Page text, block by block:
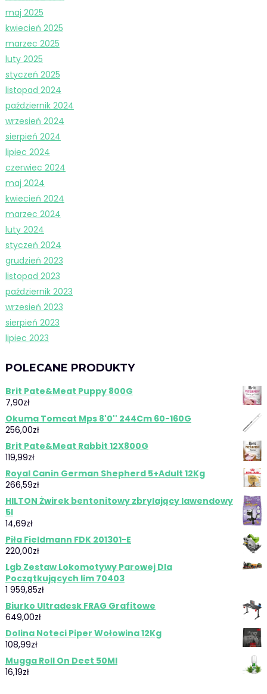
maj 2025
kwiecień 2025
marzec 2025
luty 2025
styczeń 2025
listopad 2024
październik 2024
wrzesień 2024
sierpień 2024
lipiec 2024
czerwiec 2024
maj 2024
kwiecień 2024
marzec 2024
luty 2024
styczeń 2024
grudzień 2023
listopad 2023
październik 2023
wrzesień 2023
sierpień 2023
lipiec 2023
POLECANE PRODUKTY
Brit Pate&Meat Puppy 800G
7,90zł
Okuma Tomcat Mps 8'0'' 244Cm 60-160G
256,00zł
Brit Pate&Meat Rabbit 12X800G
119,99zł
Royal Canin German Shepherd 5+Adult 12Kg
266,59zł
HILTON Żwirek bentonitowy zbrylający lawendowy
5l
14,69zł
Piła Fieldmann FDK 201301-E
220,00zł
Lgb Zestaw Lokomotywy Parowej Dla
Początkujących Iim 70403
1 959,85zł
Biurko Ultradesk FRAG Grafitowe
649,00zł
Dolina Noteci Piper Wołowina 12Kg
108,99zł
Mugga Roll On Deet 50Ml
16,19zł